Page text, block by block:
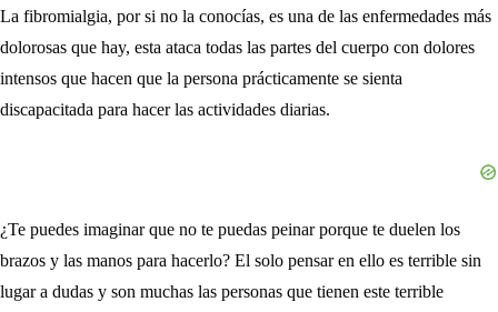
La fibromialgia, por si no la conocías, es una de las enfermedades más
dolorosas que hay, esta ataca todas las partes del cuerpo con dolores
intensos que hacen que la persona prácticamente se sienta
discapacitada para hacer las actividades diarias.
¿Te puedes imaginar que no te puedas peinar porque te duelen los
brazos y las manos para hacerlo? El solo pensar en ello es terrible sin
lugar a dudas y son muchas las personas que tienen este terrible